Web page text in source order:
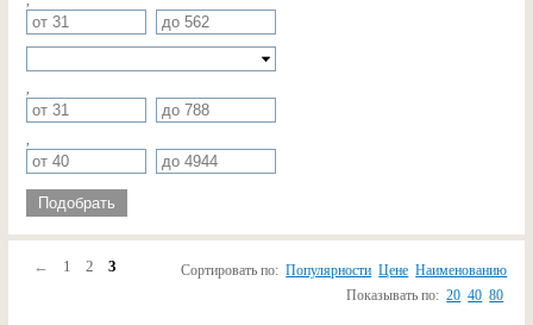
Подобрать
← 1 2 3 Сортировать по: Популярности Цене Наименованию
Показывать по: 20 40 80